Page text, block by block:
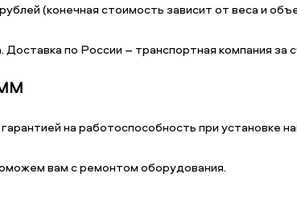
(конечная стоимость зависит от веса и
по России – транспортная компания за
на работоспособность при установке
вам с ремонтом оборудования.